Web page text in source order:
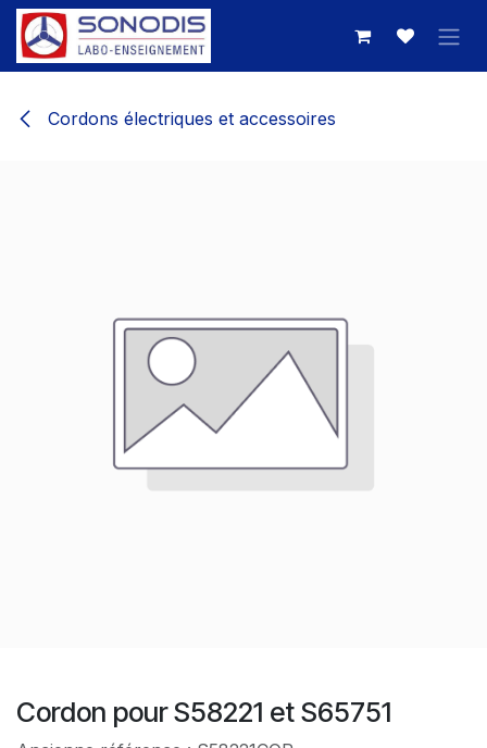
Se rendre au contenu
Cordons électriques et accessoires
Cordon pour S58221 et S65751